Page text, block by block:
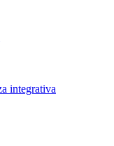
integrativa